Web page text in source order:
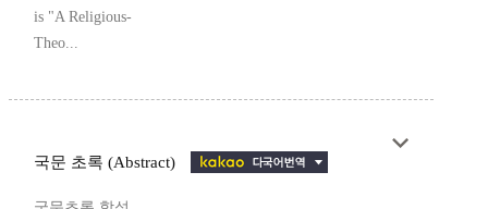
is "A Religious-
Theo...
국문 초록 (Abstract)